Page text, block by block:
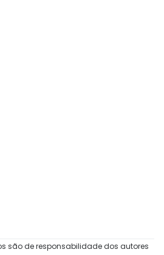
são de responsabilidade dos autores